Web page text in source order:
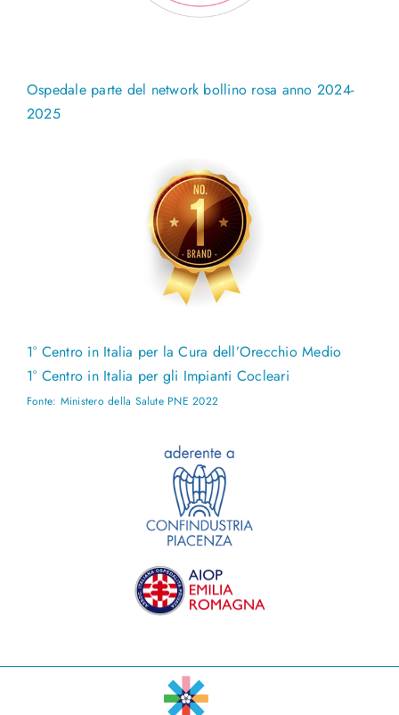
Ospedale parte del network bollino rosa anno 2024-
2025
1° Centro in Italia per la Cura dell’Orecchio Medio
1° Centro in Italia per gli Impianti Cocleari
Fonte: Ministero della Salute PNE 2022